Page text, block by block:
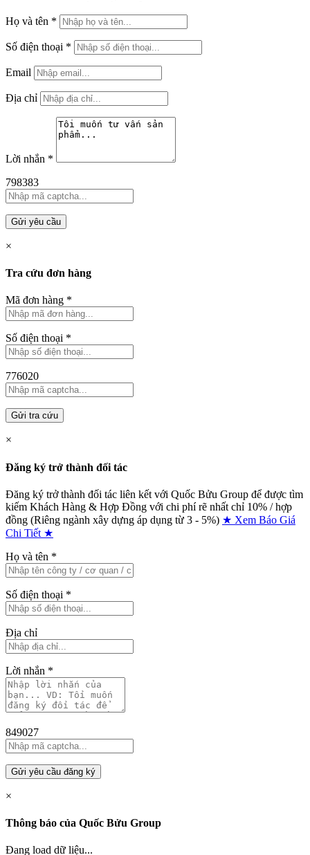
Họ và tên *
Số điện thoại *
Email
Địa chỉ
Lời nhắn *
798383
Gửi yêu cầu
×
Tra cứu đơn hàng
Mã đơn hàng *
Số điện thoại *
776020
Gửi tra cứu
×
Đăng ký trở thành đối tác
Đăng ký trở thành đối tác liên kết với Quốc Bửu Group để được tìm
kiếm Khách Hàng & Hợp Đồng với chi phí rẽ nhất chỉ 10% / hợp
đồng (Riêng ngành xây dựng áp dụng từ 3 - 5%) ★ Xem Báo Giá
Chi Tiết ★
Họ và tên *
Số điện thoại *
Địa chỉ
Lời nhắn *
849027
Gửi yêu cầu đăng ký
×
Thông báo của Quốc Bửu Group
Đang load dữ liệu...